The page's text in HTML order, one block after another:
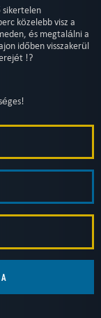
sikertelen
közelebb visz a
és megtalálni a
időben visszakerül
!?